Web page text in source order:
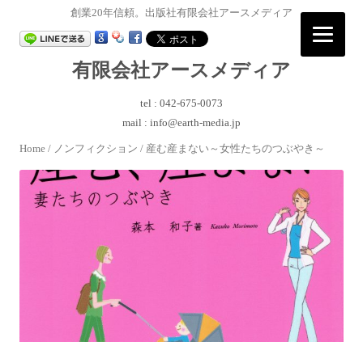
創業20年信頼。出版社有限会社アースメディア
有限会社アースメディア
tel : 042-675-0073
mail : info@earth-media.jp
ン
ン
ッ
Home / ノンフィクション / 産む産まない～女性たちのつぶやき～